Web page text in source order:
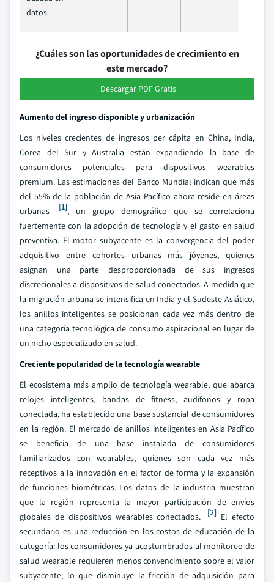
datos
¿Cuáles son las oportunidades de crecimiento en
este mercado?
Descargar PDF Gratis
Aumento del ingreso disponible y urbanización
Los niveles crecientes de ingresos per cápita en China, India,
Corea del Sur y Australia están expandiendo la base de
consumidores potenciales para dispositivos wearables
premium. Las estimaciones del Banco Mundial indican que más
del 55% de la población de Asia Pacífico ahora reside en áreas
urbanas
[1], un grupo demográfico que se correlaciona
fuertemente con la adopción de tecnología y el gasto en salud
preventiva. El motor subyacente es la convergencia del poder
adquisitivo entre cohortes urbanas más jóvenes, quienes
asignan una parte desproporcionada de sus ingresos
discrecionales a dispositivos de salud conectados. A medida que
la migración urbana se intensifica en India y el Sudeste Asiático,
los anillos inteligentes se posicionan cada vez más dentro de
una categoría tecnológica de consumo aspiracional en lugar de
un nicho especializado en salud.
Creciente popularidad de la tecnología wearable
El ecosistema más amplio de tecnología wearable, que abarca
relojes inteligentes, bandas de fitness, audífonos y ropa
conectada, ha establecido una base sustancial de consumidores
en la región. El mercado de anillos inteligentes en Asia Pacífico
se beneficia de una base instalada de consumidores
familiarizados con wearables, quienes son cada vez más
receptivos a la innovación en el factor de forma y la expansión
de funciones biométricas. Los datos de la industria muestran
que la región representa la mayor participación de envíos
globales de dispositivos wearables conectados.
[2] El efecto
secundario es una reducción en los costos de educación de la
categoría: los consumidores ya acostumbrados al monitoreo de
salud wearable requieren menos convencimiento sobre el valor
subyacente, lo que disminuye la fricción de adquisición para